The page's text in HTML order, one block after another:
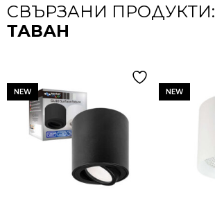
СВЪРЗАНИ ПРОДУКТИ:
ТАВАН
NEW NEW